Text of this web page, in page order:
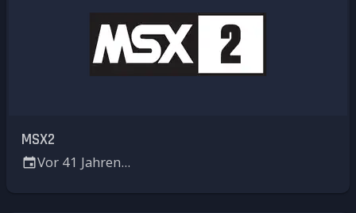
MSX2
Vor 41 Jahren...